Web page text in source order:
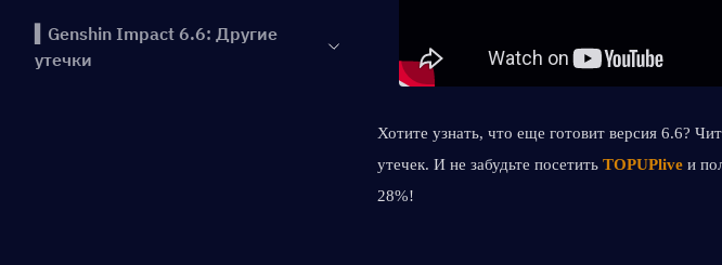
▍Genshin Impact 6.6: Другие
утечки
Хотите узнать, что еще готовит версия 6.6?
утечек. И не забудьте посетить TOPUPlive и
28%!